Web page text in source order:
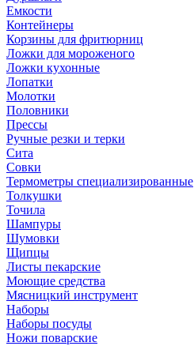
Емкости
Контейнеры
Корзины для фритюрниц
Ложки для мороженого
Ложки кухонные
Лопатки
Молотки
Половники
Прессы
Ручные резки и терки
Сита
Совки
Термометры специализированные
Толкушки
Точила
Шампуры
Шумовки
Щипцы
Листы пекарские
Моющие средства
Мясницкий инструмент
Наборы
Наборы посуды
Ножи поварские